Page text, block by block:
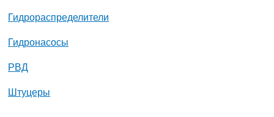
Гидрораспределители
Гидронасосы
РВД
Штуцеры